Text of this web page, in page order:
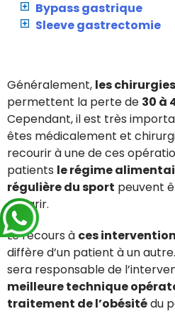
Bypass gastrique
Sleeve gastrectomie
Généralement, les
permettent la perte de 30 à
Cependant, il est très
êtes médicalement et
recourir à une de ces
patients le régime
régulière du sport peuvent
maigrir.
Le recours à ces
diffère d’un patient à un
sera responsable de
meilleure technique
traitement de l’obésitédu